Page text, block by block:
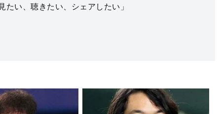
たい、聴きたい、シェアしたい」